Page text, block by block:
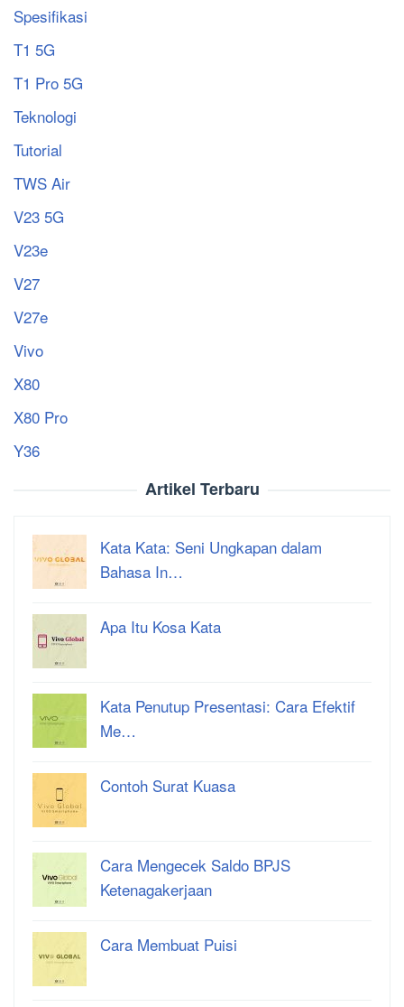
Spesifikasi
T1 5G
T1 Pro 5G
Teknologi
Tutorial
TWS Air
V23 5G
V23e
V27
V27e
Vivo
X80
X80 Pro
Y36
Artikel Terbaru
Kata Kata: Seni Ungkapan dalam
Bahasa In…
Apa Itu Kosa Kata
Kata Penutup Presentasi: Cara Efektif
Me…
Contoh Surat Kuasa
Cara Mengecek Saldo BPJS
Ketenagakerjaan
Cara Membuat Puisi